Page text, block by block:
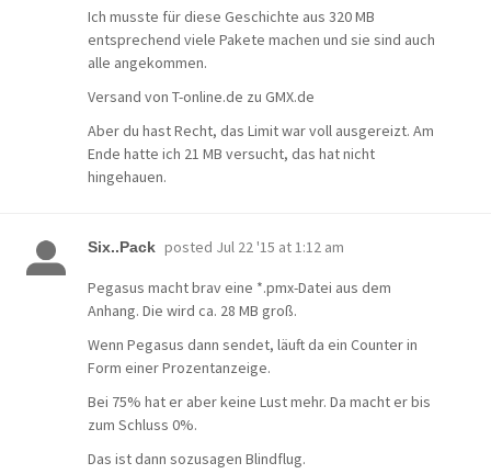
Ich musste für diese Geschichte aus 320 MB
entsprechend viele Pakete machen und sie sind auch
alle angekommen.
Versand von T-online.de zu GMX.de
Aber du hast Recht, das Limit war voll ausgereizt. Am
Ende hatte ich 21 MB versucht, das hat nicht
hingehauen.
Six..Pack posted Jul 22 '15 at 1:12 am
Pegasus macht brav eine *.pmx-Datei aus dem
Anhang. Die wird ca. 28 MB groß.
Wenn Pegasus dann sendet, läuft da ein Counter in
Form einer Prozentanzeige.
Bei 75% hat er aber keine Lust mehr. Da macht er bis
zum Schluss 0%.
Das ist dann sozusagen Blindflug.